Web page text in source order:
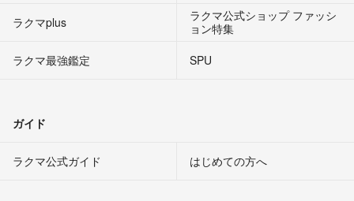
ラクマplus
ラクマ公式ショップ ファッシ
ョン特集
ラクマ最強鑑定
SPU
ガイド
ラクマ公式ガイド はじめての方へ